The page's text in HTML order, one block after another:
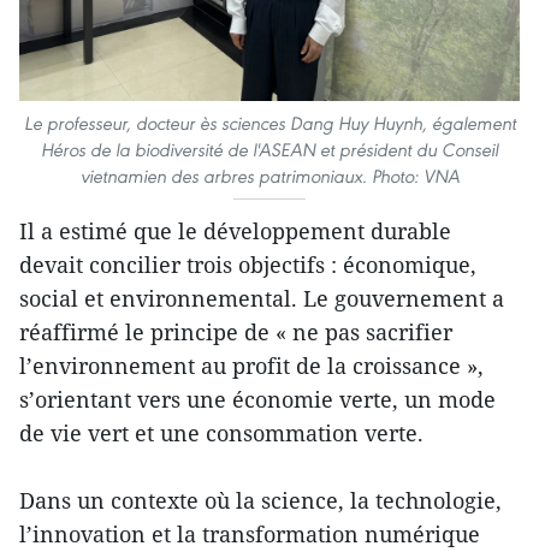
Le professeur, docteur ès sciences Dang Huy Huynh, également
Héros de la biodiversité de l'ASEAN et président du Conseil
vietnamien des arbres patrimoniaux. Photo: VNA
Il a estimé que le développement durable
devait concilier trois objectifs : économique,
social et environnemental. Le gouvernement a
réaffirmé le principe de « ne pas sacrifier
l’environnement au profit de la croissance »,
s’orientant vers une économie verte, un mode
de vie vert et une consommation verte.
Dans un contexte où la science, la technologie,
l’innovation et la transformation numérique